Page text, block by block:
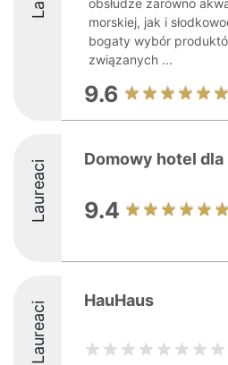
obsłudze zarówno
morskiej, jak i
bogaty wybór
związanych ...
9.6
Laureaci Domowy hotel
9.4
Laureaci HauHaus